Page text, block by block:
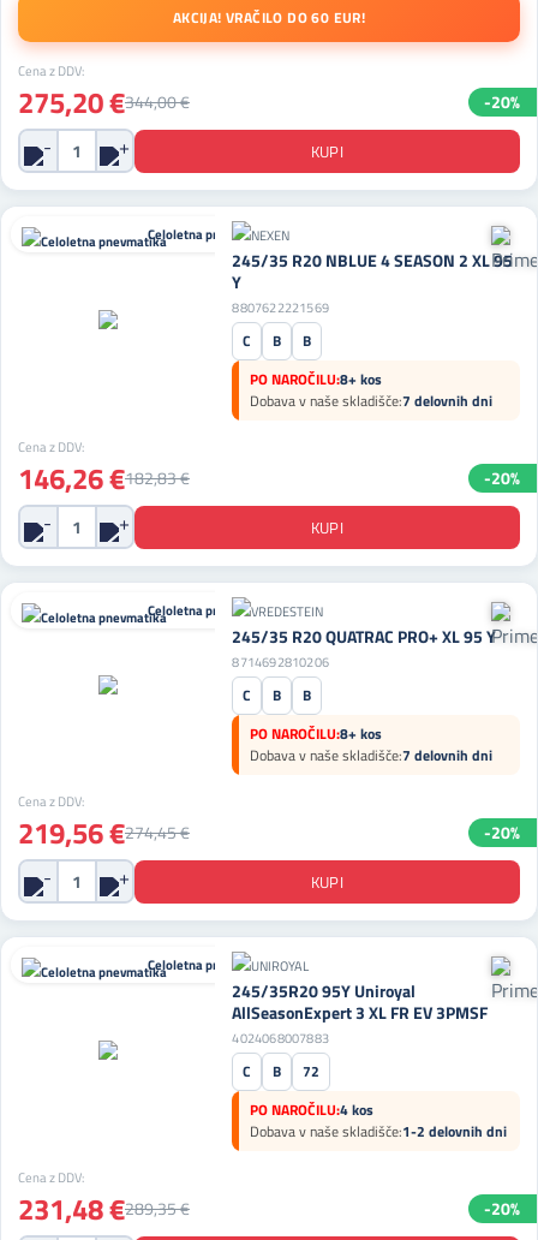
AKCIJA! VRAČILO DO 60 EUR!
Cena z DDV:
275,20 €344,00 € -20%
Celoletna pnevmatika
245/35 R20 NBLUE 4 SEASON 2 XL 95
Y
8807622221569
C B
B
PO NAROČILU:8+ kos
Dobava v naše skladišče:7 delovnih dni
Cena z DDV:
146,26 €182,83 € -20%
Celoletna pnevmatika
245/35 R20 QUATRAC PRO+ XL 95 Y
8714692810206
C B
B
PO NAROČILU:8+ kos
Dobava v naše skladišče:7 delovnih dni
Cena z DDV:
219,56 €274,45 € -20%
Celoletna pnevmatika
245/35R20 95Y Uniroyal
AllSeasonExpert 3 XL FR EV 3PMSF
4024068007883
C B
72
PO NAROČILU:4 kos
Dobava v naše skladišče:1-2 delovnih dni
Cena z DDV:
231,48 €289,35 € -20%